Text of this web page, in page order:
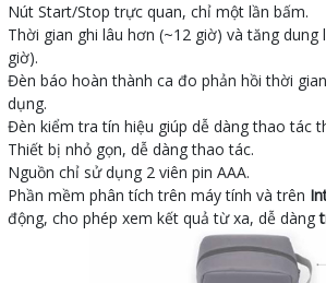
Nút Start/Stop trực quan, chỉ một lần bấm.
Thời gian ghi lâu hơn (~12 giờ) và tăng
giờ).
Đèn báo hoàn thành ca đo phản hồi thời
dụng.
Đèn kiểm tra tín hiệu giúp dễ dàng thao tác
Thiết bị nhỏ gọn, dễ dàng thao tác.
Nguồn chỉ sử dụng 2 viên pin AAA.
Phần mềm phân tích trên máy tính và trên
động, cho phép xem kết quả từ xa, dễ dàng